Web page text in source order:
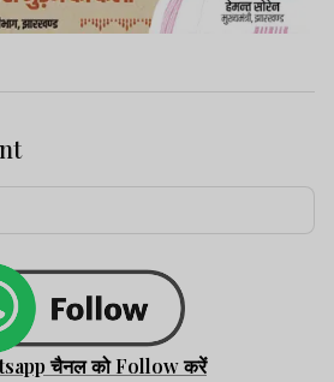
चैनल को Follow करें